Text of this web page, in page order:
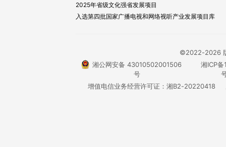
2025年省级文化强省发展项目
入选第四批国家广播电视和网络视听产业发展项目库
©2022-2026
湘公网安备 43010502001506
号
湘ICP
增值电信业务经营许可证：湘B2-20220418